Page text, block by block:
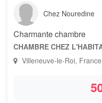
Chez Nouredine
Charmante chambre
CHAMBRE CHEZ
Villeneuve-le-Roi, France